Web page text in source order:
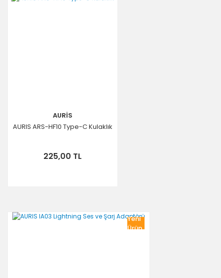
AURİS
AURIS ARS-HF10 Type-C Kulaklık
225,00 TL
Yeni
Ürün